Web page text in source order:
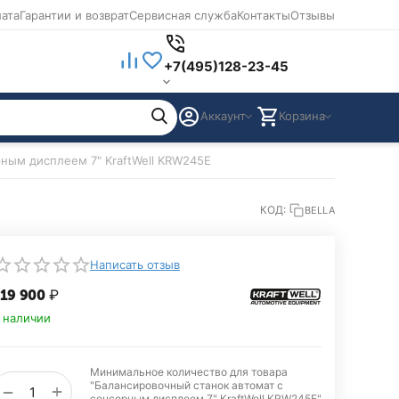
Гарантии и возвратСервисная службаКонтактыОтзывы
+7(495)128-23-45
Аккаунт Корзина
дисплеем 7" KraftWell KRW245E
КОД: BELLA
Написать отзыв
900 ₽
+
−
Минимальное количество для товара
"Балансировочный станок автомат с